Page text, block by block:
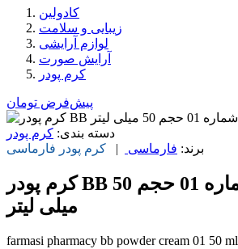
کادولین
زیبایی و سلامت
لوازم آرایشی
آرایش صورت
کرم پودر
پیش‌فرض تومان
دسته بندی: کرم پودر
برند: فارماسی | کرم پودر فارماسی
کرم پودر BB فارماسی شماره 01 حجم 50
میلی لیتر
farmasi pharmacy bb powder cream 01 50 ml